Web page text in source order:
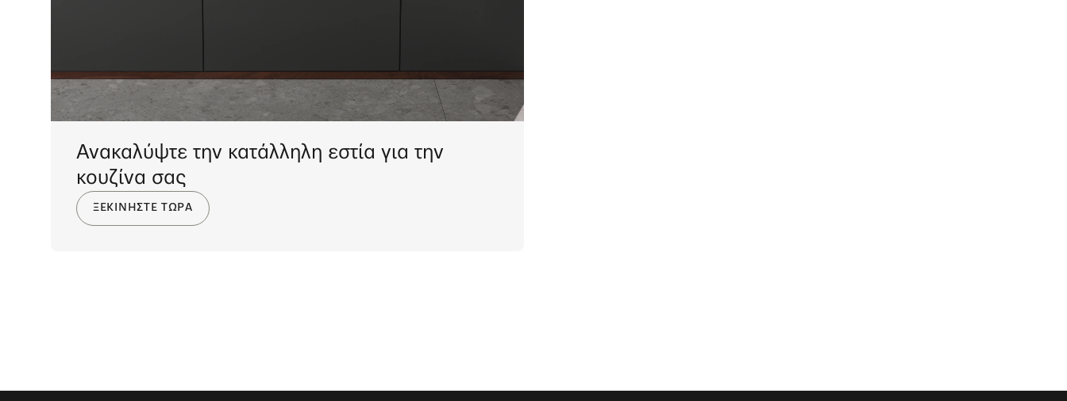
Ανακαλύψτε την κατάλληλη εστία για την
κουζίνα σας
ΞΕΚΙΝΗΣΤΕ ΤΩΡΑ